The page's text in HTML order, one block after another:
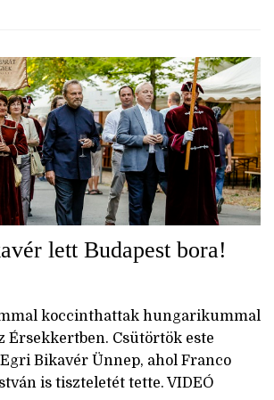
lett Budapest bora!
koccinthattak hungarikummal
Érsekkertben. Csütörtök este
Bikavér Ünnep, ahol Franco
is tiszteletét tette. VIDEÓ